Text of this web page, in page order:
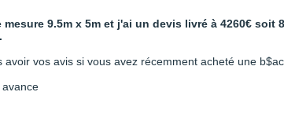
mesure 9.5m x 5m et j'ai un devis livré à 4260€
avoir vos avis si vous avez récemment acheté une